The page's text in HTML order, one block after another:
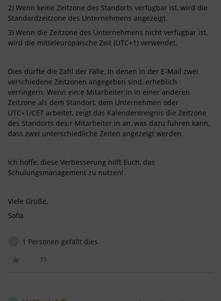
2) Wenn keine Zeitzone des Standorts verfügbar ist, wird die
Standardzeitzone des Unternehmens angezeigt.
3) Wenn die Zeitzone des Unternehmens nicht verfügbar ist,
wird die mitteleuropäische Zeit (UTC+1) verwendet.
Dies dürfte die Zahl der Fälle, in denen in der E-Mail zwei
verschiedene Zeitzonen angegeben sind, erheblich
verringern. Wenn ein:e Mitarbeiter:in in einer anderen
Zeitzone als dem Standort, dem Unternehmen oder
UTC+1/CET arbeitet, zeigt das Kalenderereignis die Zeitzone
des Standorts des:r Mitarbeiter:in an, was dazu führen kann,
dass zwei unterschiedliche Zeiten angezeigt werden.
Ich hoffe, diese Verbesserung hilft Euch, das
Schulungsmanagement zu nutzen!
Viele Grüße,
Sofia
1 Personen gefällt dies